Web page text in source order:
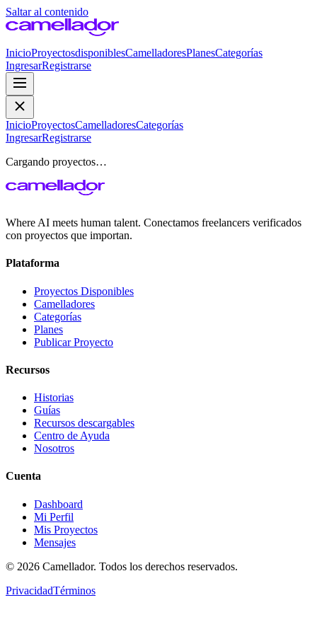
Saltar al contenido
InicioProyectosdisponiblesCamelladoresPlanesCategorías
IngresarRegistrarse
InicioProyectosCamelladoresCategorías
IngresarRegistrarse
Cargando proyectos…
Where AI meets human talent. Conectamos freelancers verificados
con proyectos que importan.
Plataforma
Proyectos Disponibles
Camelladores
Categorías
Planes
Publicar Proyecto
Recursos
Historias
Guías
Recursos descargables
Centro de Ayuda
Nosotros
Cuenta
Dashboard
Mi Perfil
Mis Proyectos
Mensajes
© 2026 Camellador. Todos los derechos reservados.
PrivacidadTérminos